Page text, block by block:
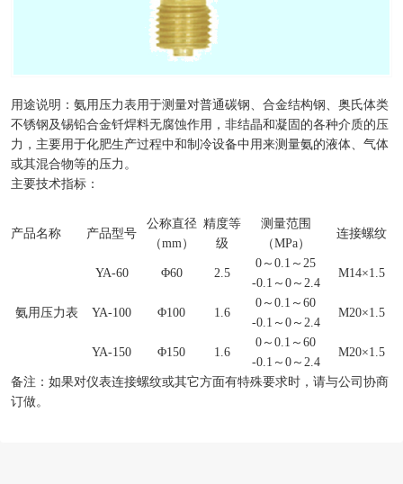
用途说明：氨用压力表用于测量对普通碳钢、合金结构钢、奥氏体类
不锈钢及锡铅合金钎焊料无腐蚀作用，非结晶和凝固的各种介质的压
力，主要用于化肥生产过程中和制冷设备中用来测量氨的液体、气体
或其混合物等的压力。
主要技术指标：
产品名称 产品型号
公称直径
（mm）
精度等
级
测量范围
（MPa）
连接螺纹
氨用压力表
YA-60 Φ60 2.5
0～0.1～25
-0.1～0～2.4
M14×1.5
YA-100 Φ100 1.6
0～0.1～60
-0.1～0～2.4
M20×1.5
YA-150 Φ150 1.6
0～0.1～60
-0.1～0～2.4
M20×1.5
备注：如果对仪表连接螺纹或其它方面有特殊要求时，请与公司协商
订做。